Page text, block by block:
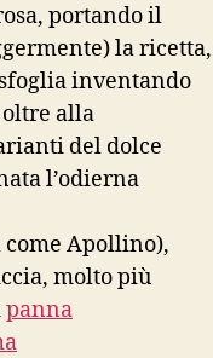
portando il
la ricetta,
inventando
oltre alla
del dolce
l’odierna
come Apollino),
molto più
panna